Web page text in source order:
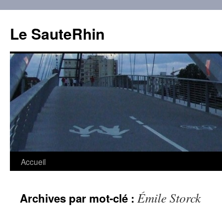
contenu
Le SauteRhin
Accueil
Archives par mot-clé : Émile Storck